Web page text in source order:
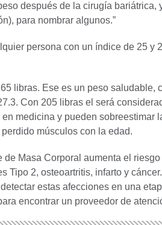
después de la cirugía bariátrica,
para nombrar algunos.”
persona con un índice de 25 y
libras. Ese es un peso saludable,
Con 205 libras el será
medicina y pueden sobreestimar
músculos con la edad.
Masa Corporal aumenta el
Tipo 2, osteoartritis, infarto y
estas afecciones en una
encontrar un proveedor de